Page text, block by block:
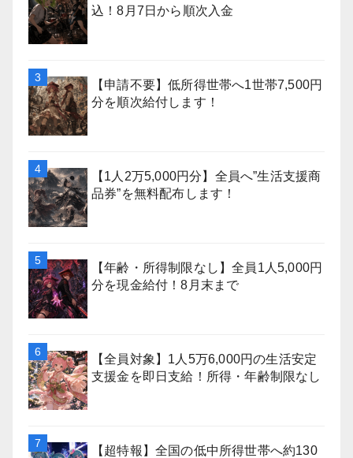
込！8月7日から順次入金
【申請不要】低所得世帯へ1世帯7,500円
分を順次給付します！
【1人2万5,000円分】全員へ”生活支援商
品券”を無料配布します！
【年齢・所得制限なし】全員1人5,000円
分を現金給付！8月末まで
【全員対象】1人5万6,000円の生活安定
支援金を即日支給！所得・年齢制限なし
【超特報】全国の低中所得世帯へ約130